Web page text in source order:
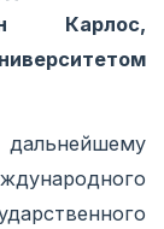
Карлос,